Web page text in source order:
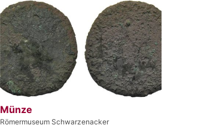
Münze
Römermuseum Schwarzenacker